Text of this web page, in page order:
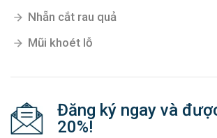
Nhẵn cắt rau quả
Mũi khoét lỗ
Đăng ký ngay và
20%!